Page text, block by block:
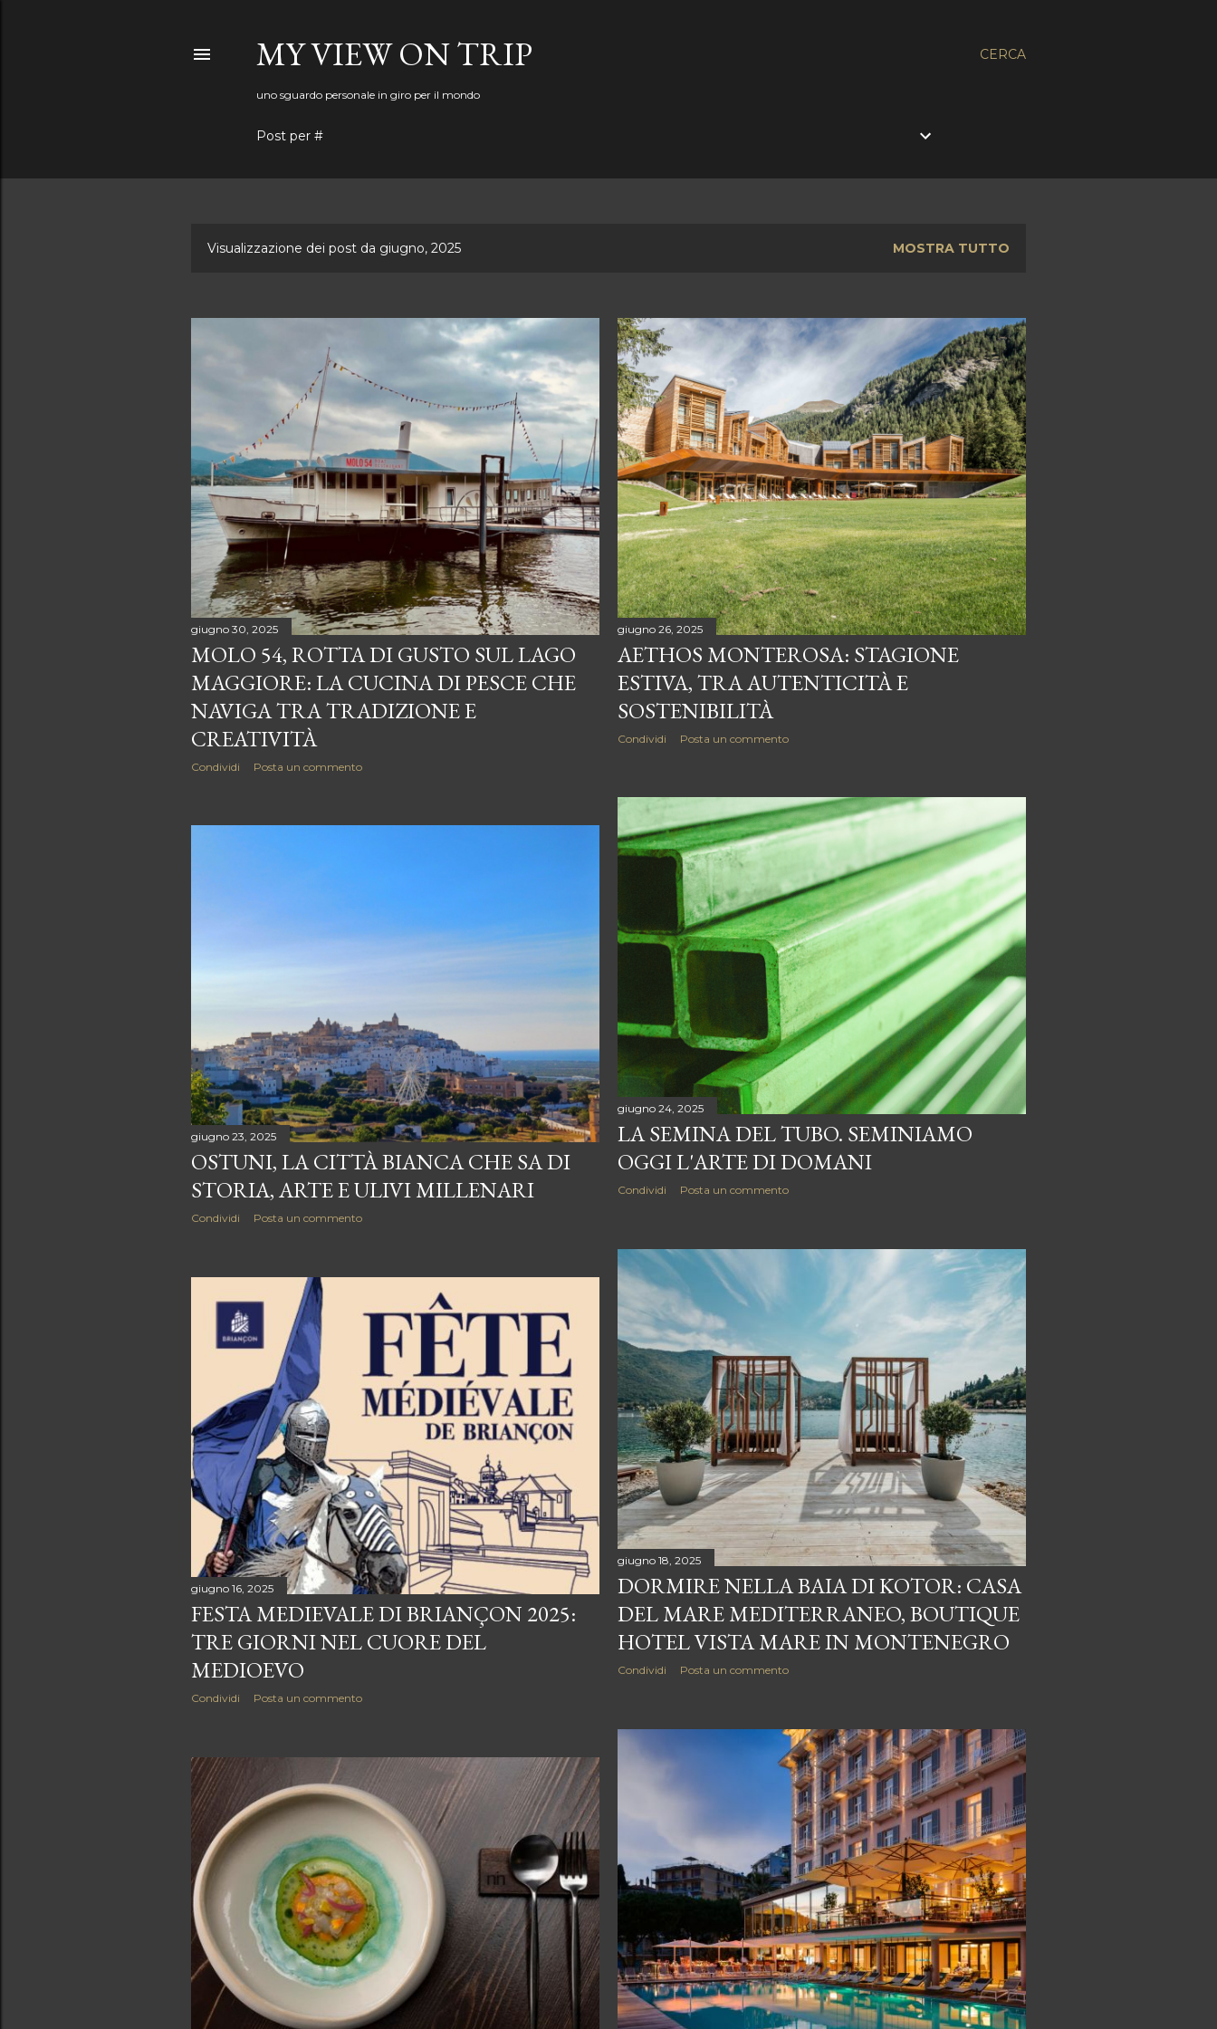
CERCA
MY VIEW ON TRIP
uno sguardo personale in giro per il mondo
Post per #
s
Visualizzazione dei post da giugno, 2025 MOSTRA TUTTO
giugno 30, 2025
MOLO 54, ROTTA DI GUSTO SUL LAGO
MAGGIORE: LA CUCINA DI PESCE CHE
NAVIGA TRA TRADIZIONE E
CREATIVITÀ
Condividi Posta un commento
giugno 26, 2025
AETHOS MONTEROSA: STAGIONE
ESTIVA, TRA AUTENTICITÀ E
SOSTENIBILITÀ
Condividi Posta un commento
giugno 24, 2025
LA SEMINA DEL TUBO. SEMINIAMO
OGGI L'ARTE DI DOMANI
Condividi Posta un commento
giugno 23, 2025
OSTUNI, LA CITTÀ BIANCA CHE SA DI
STORIA, ARTE E ULIVI MILLENARI
Condividi Posta un commento
giugno 18, 2025
DORMIRE NELLA BAIA DI KOTOR: CASA
DEL MARE MEDITERRANEO, BOUTIQUE
HOTEL VISTA MARE IN MONTENEGRO
Condividi Posta un commento
giugno 16, 2025
FESTA MEDIEVALE DI BRIANÇON 2025:
TRE GIORNI NEL CUORE DEL
MEDIOEVO
Condividi Posta un commento